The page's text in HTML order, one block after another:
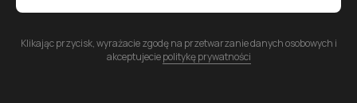
Klikając przycisk, wyrażacie zgodę na przetwarzanie danych osobowych i
akceptujeciepolitykę prywatności